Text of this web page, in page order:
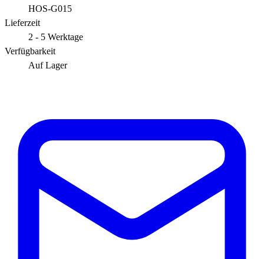
HOS-G015
Lieferzeit
2 - 5 Werktage
Verfügbarkeit
Auf Lager